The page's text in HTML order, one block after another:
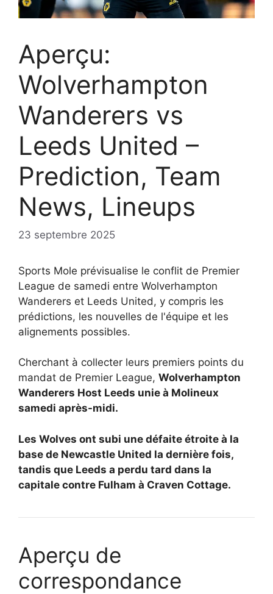
Aperçu:
Wolverhampton
Wanderers vs
Leeds United –
Prediction, Team
News, Lineups
23 septembre 2025
Sports Mole prévisualise le conflit de Premier
League de samedi entre Wolverhampton
Wanderers et Leeds United, y compris les
prédictions, les nouvelles de l'équipe et les
alignements possibles.
Cherchant à collecter leurs premiers points du
mandat de Premier League, Wolverhampton
Wanderers Host Leeds unie à Molineux
samedi après-midi.
Les Wolves ont subi une défaite étroite à la
base de Newcastle United la dernière fois,
tandis que Leeds a perdu tard dans la
capitale contre Fulham à Craven Cottage.
Aperçu de
correspondance